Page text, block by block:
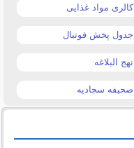
کالری مواد غذایی
جدول پخش فوتبال
نهج البلاغه
صحیفه سجادیه